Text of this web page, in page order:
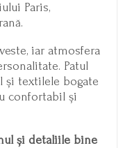
Paris,
iar atmosfera
Patul
și textilele bogate
confortabil și
și detaliile bine